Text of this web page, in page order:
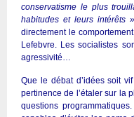
conservatisme le plus
habitudes et leurs intérêts »
directement le
Lefebvre. Les socialistes
agressivité…
Que le débat d’idées soit
pertinence de l’étaler sur la
questions